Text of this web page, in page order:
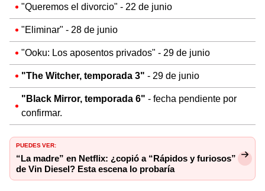
"Queremos el divorcio" - 22 de junio
"Eliminar" - 28 de junio
"Ooku: Los aposentos privados" - 29 de junio
"The Witcher, temporada 3" - 29 de junio
"Black Mirror, temporada 6" - fecha pendiente por
confirmar.
PUEDES VER:
“La madre” en Netflix: ¿copió a “Rápidos y furiosos”
de Vin Diesel? Esta escena lo probaría